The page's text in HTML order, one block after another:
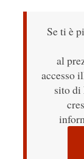
Se ti è
al
accesso
sito di